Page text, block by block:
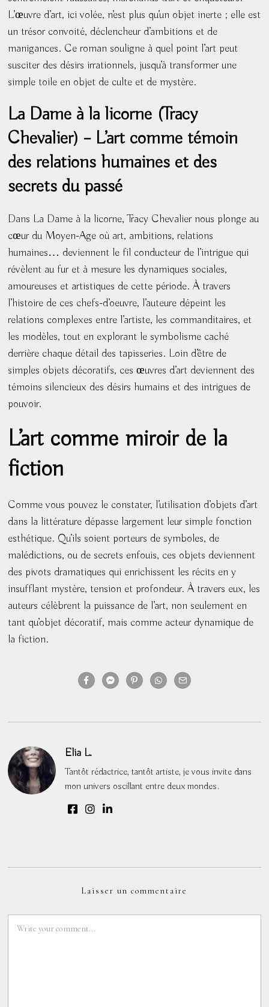
L’œuvre d’art, ici volée, n’est plus qu’un objet inerte ; elle est
un trésor convoité, déclencheur d’ambitions et de
manigances. Ce roman souligne à quel point l’art peut
susciter des désirs irrationnels, jusqu’à transformer une
simple toile en objet de culte et de mystère.
La Dame à la licorne (Tracy
Chevalier) – L’art comme témoin
des relations humaines et des
secrets du passé
Dans La Dame à la licorne, Tracy Chevalier nous plonge au
cœur du Moyen-Age où art, ambitions, relations
humaines… deviennent le fil conducteur de l’intrigue qui
révèlent au fur et à mesure les dynamiques sociales,
amoureuses et artistiques de cette période. À travers
l’histoire de ces chefs-d’oeuvre, l’auteure dépeint les
relations complexes entre l’artiste, les commanditaires, et
les modèles, tout en explorant le symbolisme caché
derrière chaque détail des tapisseries. Loin d’être de
simples objets décoratifs, ces œuvres d’art deviennent des
témoins silencieux des désirs humains et des intrigues de
pouvoir.
L’art comme miroir de la
fiction
Comme vous pouvez le constater, l’utilisation d’objets d’art
dans la littérature dépasse largement leur simple fonction
esthétique. Qu’ils soient porteurs de symboles, de
malédictions, ou de secrets enfouis, ces objets deviennent
des pivots dramatiques qui enrichissent les récits en y
insufflant mystère, tension et profondeur. À travers eux, les
auteurs célèbrent la puissance de l’art, non seulement en
tant qu’objet décoratif, mais comme acteur dynamique de
la fiction.
Elia L.
Tantôt rédactrice, tantôt artiste, je vous invite dans
mon univers oscillant entre deux mondes.
Laisser un commentaire